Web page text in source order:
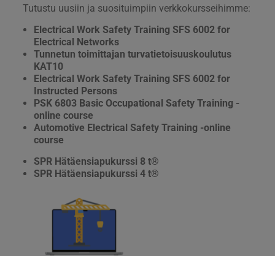
Tutustu uusiin ja suosituimpiin verkkokursseihimme:
Electrical Work Safety Training SFS 6002 for
Electrical Networks
Tunnetun toimittajan turvatietoisuuskoulutus
KAT10
Electrical Work Safety Training SFS 6002 for
Instructed Persons
PSK 6803 Basic Occupational Safety Training -
online course
Automotive Electrical Safety Training -online
course
SPR Hätäensiapukurssi 8 t®
SPR Hätäensiapukurssi 4 t®